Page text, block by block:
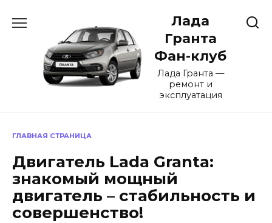
содержанию
Лада
Гранта
Фан-клуб
Лада Гранта —
ремонт и
эксплуатация
ГЛАВНАЯ СТРАНИЦА
Двигатель Lada Granta:
знакомый мощный
двигатель – стабильность и
совершенство!